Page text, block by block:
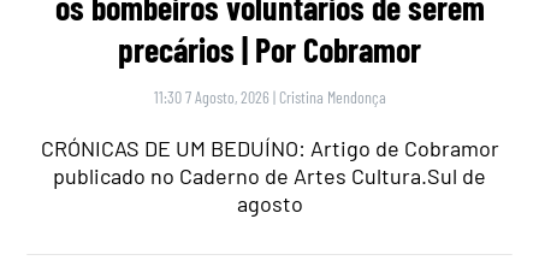
precários | Por Cobramor
11:30 7 Agosto, 2026 | Cristina Mendonça
CRÓNICAS DE UM BEDUÍNO: Artigo de Cobramor
publicado no Caderno de Artes Cultura.Sul de
agosto